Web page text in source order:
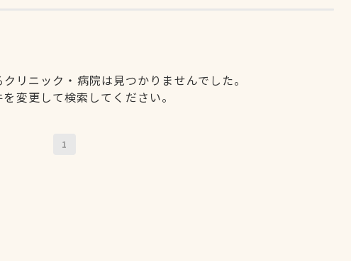
リニック・病院は見つかりませんでした。
変更して検索してください。
1